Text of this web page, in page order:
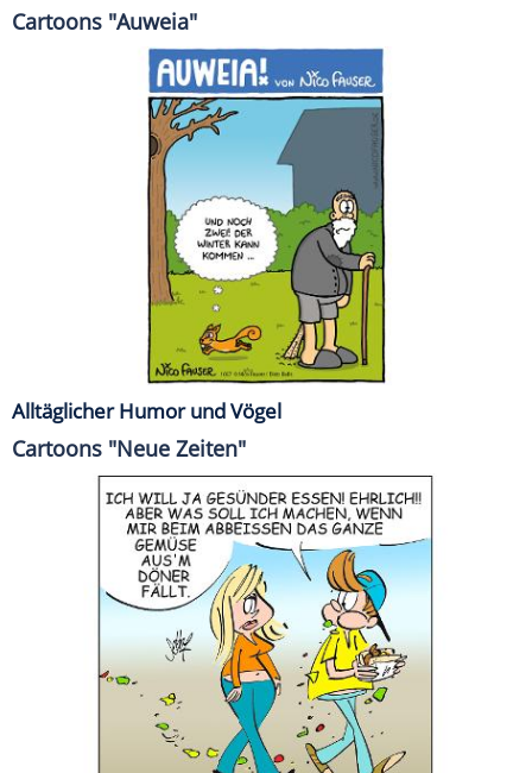
Cartoons "Auweia"
Alltäglicher Humor und Vögel
Cartoons "Neue Zeiten"